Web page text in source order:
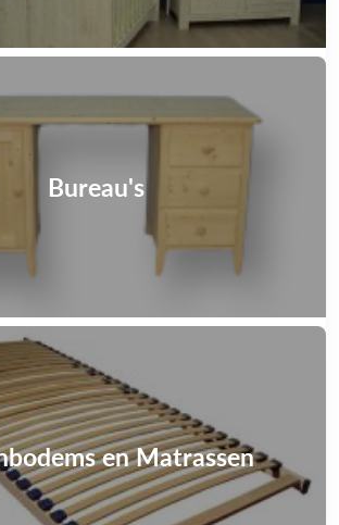
Bureau's
en Matrassen